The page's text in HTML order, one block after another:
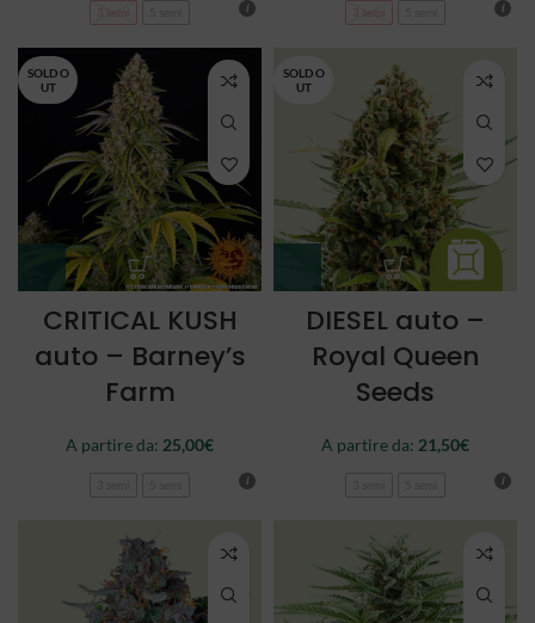
3 semi 3 semi
SOLD O
UT
CRITICAL KUSH
auto – Barney’s
Farm
A partire da: 25,00€
SOLD O
UT
DIESEL auto –
Royal Queen
Seeds
A partire da: 21,50€